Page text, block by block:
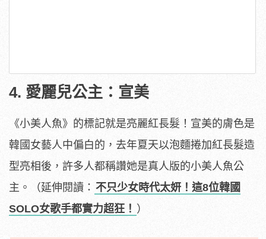
4. 愛麗兒公主：宣美
《小美人魚》的標記就是亮麗紅長髮！宣美的膚色是
韓國女藝人中偏白的，去年夏天以泡麵捲加紅長髮造
型亮相後，許多人都稱讚她是真人版的小美人魚公
主。
（延伸閱讀： 不只少女時代太妍！這8位韓國
SOLO女歌手都實力超狂！ ）